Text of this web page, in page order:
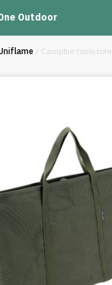
Outdoor
/ Campfire table tote